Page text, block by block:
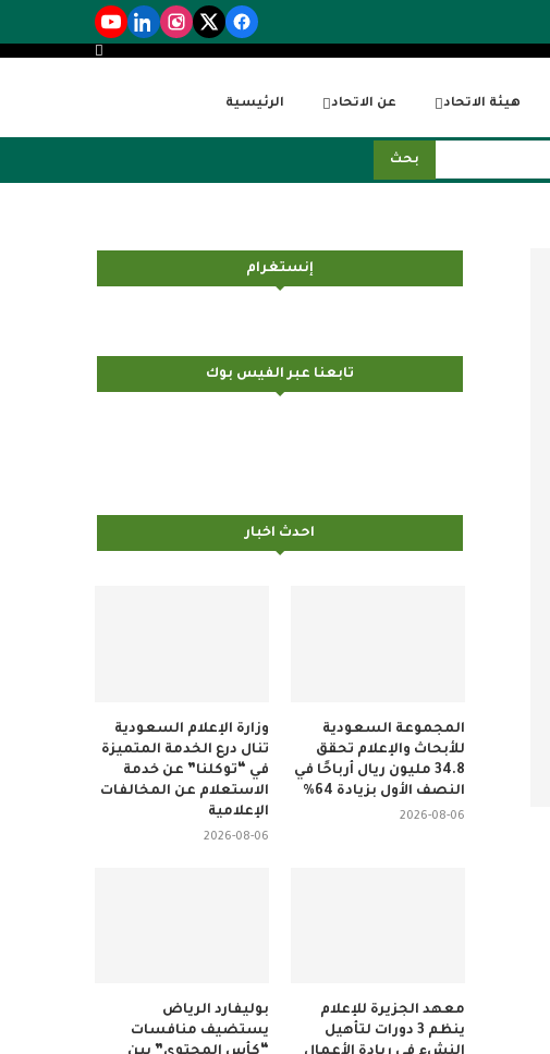
الرئيسية عن الاتحاد هيئة الاتحاد
بحث
إنستغرام
تابعنا عبر الفيس بوك
احدث اخبار
وزارة الإعلام السعودية
تنال درع الخدمة المتميزة
في “توكلنا” عن خدمة
الاستعلام عن المخالفات
الإعلامية
2026-08-06
المجموعة السعودية
للأبحاث والإعلام تحقق
34.8 مليون ريال أرباحًا في
النصف الأول بزيادة 64%
2026-08-06
بوليفارد الرياض
يستضيف منافسات
معهد الجزيرة للإعلام
ينظم 3 دورات لتأهيل